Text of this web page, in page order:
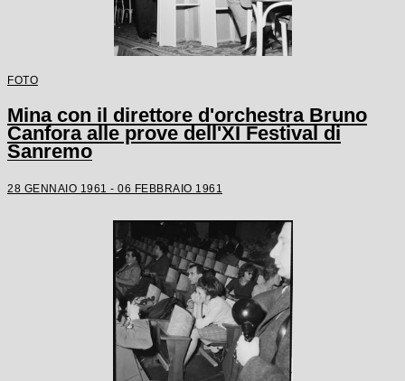
FOTO
Mina con il direttore d'orchestra Bruno
Canfora alle prove dell'XI Festival di
Sanremo
28 GENNAIO 1961 - 06 FEBBRAIO 1961